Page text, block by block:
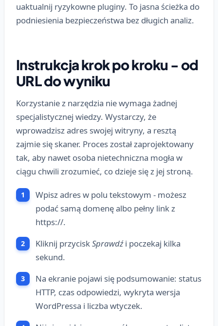
uaktualnij ryzykowne pluginy. To jasna ścieżka do
podniesienia bezpieczeństwa bez długich analiz.
Instrukcja krok po kroku - od
URL do wyniku
Korzystanie z narzędzia nie wymaga żadnej
specjalistycznej wiedzy. Wystarczy, że
wprowadzisz adres swojej witryny, a resztą
zajmie się skaner. Proces został zaprojektowany
tak, aby nawet osoba nietechniczna mogła w
ciągu chwili zrozumieć, co dzieje się z jej stroną.
Wpisz adres w polu tekstowym - możesz
podać samą domenę albo pełny link z
https://.
Kliknij przyciskSprawdźi poczekaj kilka
sekund.
Na ekranie pojawi się podsumowanie: status
HTTP, czas odpowiedzi, wykryta wersja
WordPressa i liczba wtyczek.